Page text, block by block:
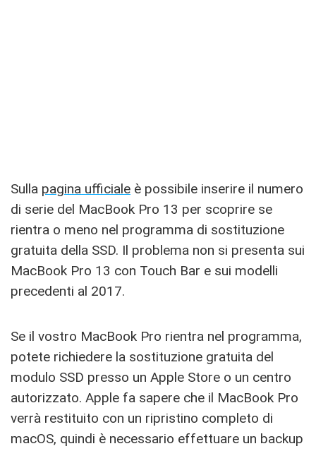
Sulla pagina ufficiale è possibile inserire il numero
di serie del MacBook Pro 13 per scoprire se
rientra o meno nel programma di sostituzione
gratuita della SSD. Il problema non si presenta sui
MacBook Pro 13 con Touch Bar e sui modelli
precedenti al 2017.
Se il vostro MacBook Pro rientra nel programma,
potete richiedere la sostituzione gratuita del
modulo SSD presso un Apple Store o un centro
autorizzato. Apple fa sapere che il MacBook Pro
verrà restituito con un ripristino completo di
macOS, quindi è necessario effettuare un backup